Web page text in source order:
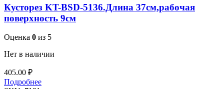
58см,длина
рабочей
поверхности
Кусторез KT-BSD-5136.Длина 37см,рабочая
поверхность 9см
Оценка 0 из 5
Нет в наличии
405.00 ₽
Подробнее